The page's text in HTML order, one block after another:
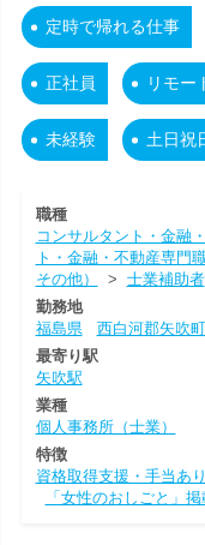
定時で帰れる仕事
正社員 リモー
未経験 土日祝
職種
コンサルタント・金融
ト・金融・不動産専門
その他）
> 士業補助者
勤務地
福島県
西白河郡矢吹町
最寄り駅
矢吹駅
業種
個人事務所（士業）
特徴
資格取得支援・手当あり
「女性のおしごと」掲